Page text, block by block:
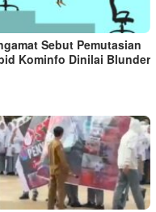
Sebut Pemutasian
Kominfo Dinilai Blunder